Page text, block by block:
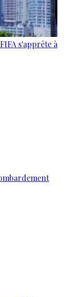
s'apprête à